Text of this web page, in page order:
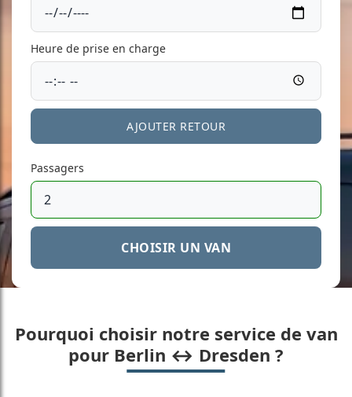
Heure de prise en charge
AJOUTER RETOUR
Passagers
CHOISIR UN VAN
Pourquoi choisir notre service de van
pour Berlin ↔ Dresden ?